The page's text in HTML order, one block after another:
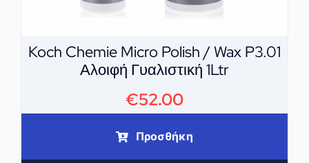
Koch Chemie Micro Polish / Wax P3.01
Αλοιφή Γυαλιστική 1Ltr
€52.00
Προσθήκη